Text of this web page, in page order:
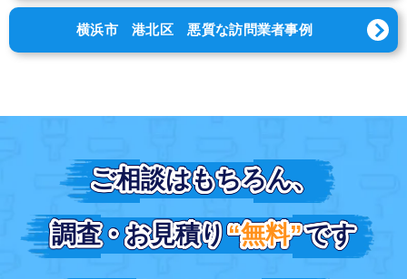
横浜市 港北区 悪質な訪問業者事例
ご相談はもちろん、
調査・お見積り“無料”です
ご相談はもちろん、
調査・お見積り“無料”です